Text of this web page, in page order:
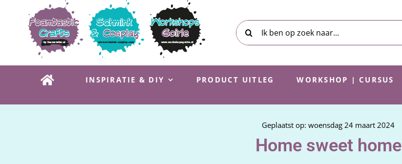
Zoeken
naar:
INSPIRATIE & DIY PRODUCT UITLEG WORKSHOP | CURSUS
Geplaatst op: woensdag 24 maart 2024
Home sweet home